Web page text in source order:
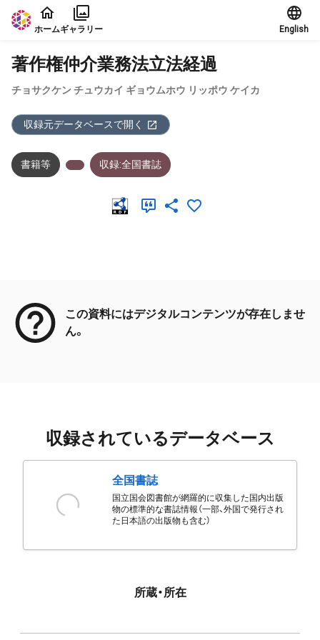
本文に飛ぶ
ホームギャラリー English
著作権仲介業務法立法経過
チョサクケン チュウカイ ギョウムホウ リッポウ ケイカ
収録元データベースで開く
書籍等 収録:全国書誌
この資料にはデジタルコンテンツが存在しませ
ん。
収録されているデータベース
全国書誌
国立国会図書館が網羅的に収集した国内出版
物の標準的な書誌情報（一部、外国で発行され
た日本語の出版物も含む）
所蔵・所在